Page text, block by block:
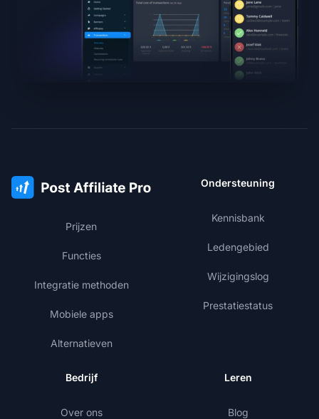
Prijzen
Functies
Integratie methoden
Mobiele apps
Alternatieven
Ondersteuning
Kennisbank
Ledengebied
Wijzigingslog
Prestatiestatus
Bedrijf
Over ons
Leren
Blog